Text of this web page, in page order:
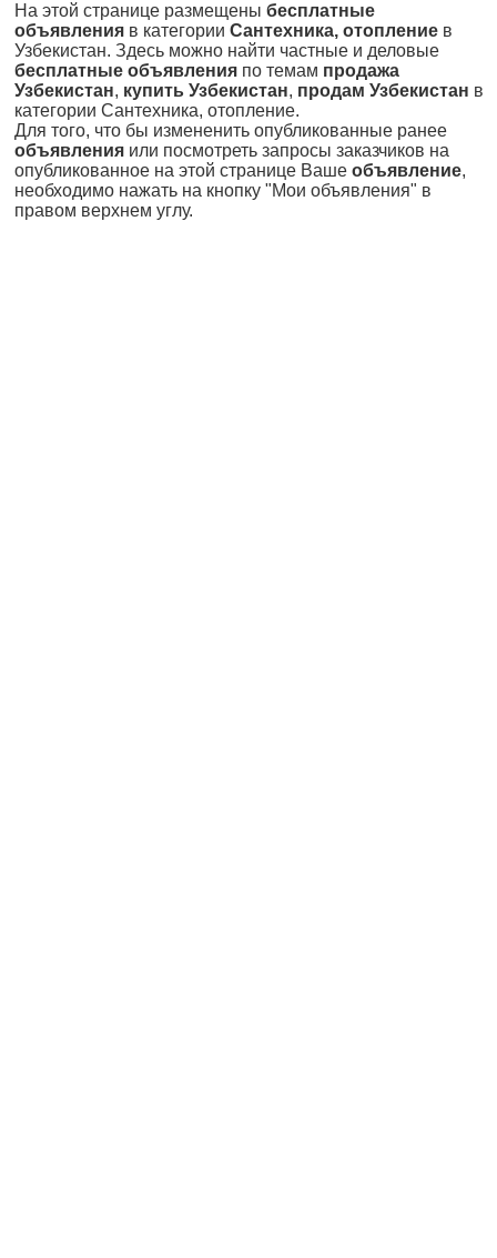
На этой странице размещены бесплатные
объявления в категории Сантехника, отопление в
Узбекистан. Здесь можно найти частные и деловые
бесплатные объявления по темам продажа
Узбекистан, купить Узбекистан, продам Узбекистан в
категории Сантехника, отопление.
Для того, что бы измененить опубликованные ранее
объявления или посмотреть запросы заказчиков на
опубликованное на этой странице Ваше объявление,
необходимо нажать на кнопку "Мои объявления" в
правом верхнем углу.